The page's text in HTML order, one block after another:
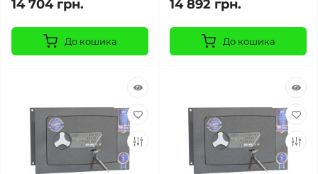
14 704 грн.
До кошика
14 892 грн.
До кошика